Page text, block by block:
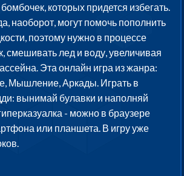
которых придется избегать.
наоборот, могут помочь пополнить
поэтому нужно в процессе
смешивать лед и воду, увеличивая
Эта онлайн игра из жанра:
Мышление, Аркады. Играть в
вынимай булавки и наполняй
- можно в браузере
или планшета. В игру уже